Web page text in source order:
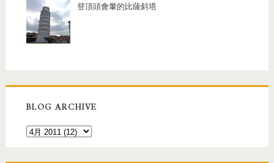
登頂頭會暈的比薩斜塔
BLOG ARCHIVE